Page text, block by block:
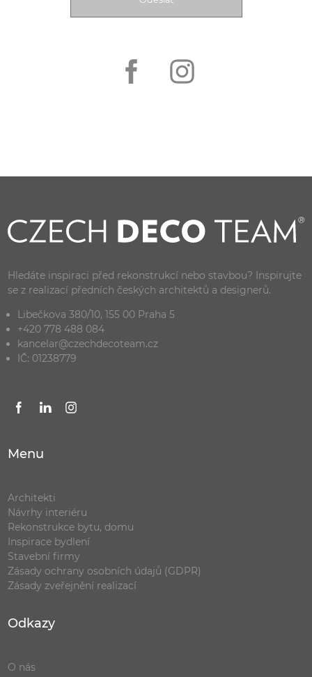
Hledáte inspiraci před rekonstrukcí nebo stavbou? Inspirujte
se z realizací předních českých architektů a designerů.
Libečkova 380/10, 155 00 Praha 5
+420 778 488 084
kancelar@czechdecoteam.cz
IČ: 01238779
Menu
Architekti
Návrhy interiéru
Rekonstrukce bytu, domu
Inspirace bydlení
Stavební firmy
Zásady ochrany osobních údajů (GDPR)
Zásady zveřejnění realizací
Odkazy
O nás